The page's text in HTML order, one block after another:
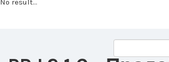
No result...